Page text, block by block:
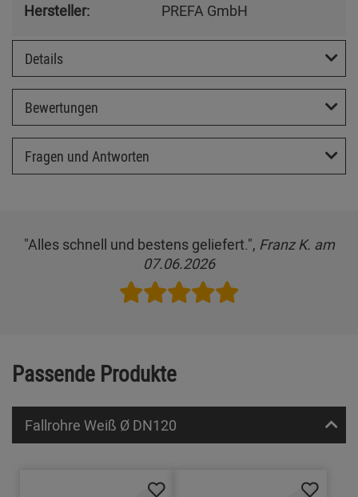
Hersteller:
PREFA GmbH
Details
Bewertungen
Fragen und Antworten
"Alles schnell und bestens geliefert.", Franz K. am
07.06.2026
Passende Produkte
Fallrohre Weiß Ø DN120